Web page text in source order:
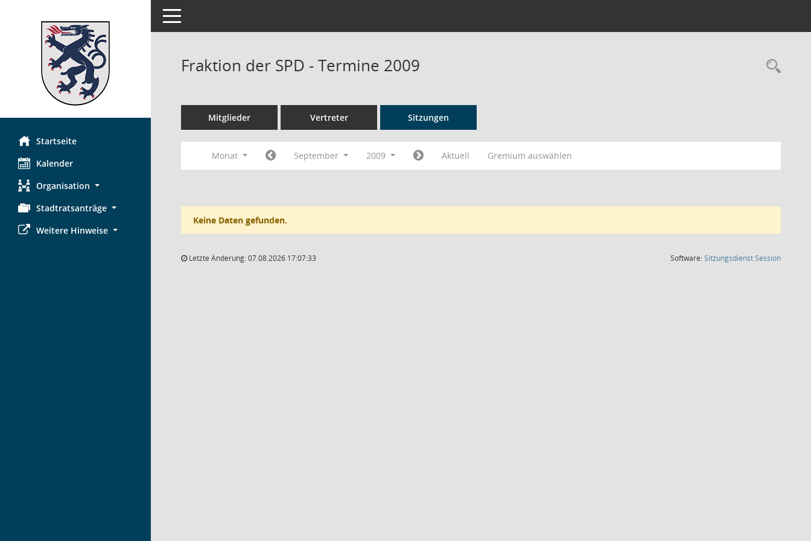
Startseite
Kalender
Organisation
Stadtratsanträge
Weitere Hinweise
Toggle navigation
Fraktion der SPD - Termine 2009
Mitglieder Vertreter Sitzungen
Monat September 2009 Aktuell Gremium auswählen
Keine Daten gefunden.
Letzte Änderung: 07.08.2026 17:07:33 Software:SitzungsdienstSession(Wird in